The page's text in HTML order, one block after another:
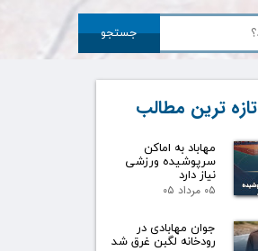
جستجو
تازه ترین مطالب
مهاباد به اماکن
سرپوشیده ورزشی
نیاز دارد
۰۵ مرداد ۰۵
جوان مهابادی در
رودخانه لگبن غرق شد